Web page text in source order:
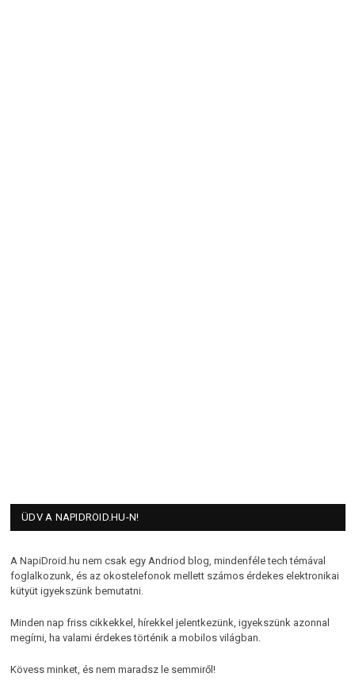
ÜDV A NAPIDROID.HU-N!
A NapiDroid.hu nem csak egy Andriod blog, mindenféle tech témával
foglalkozunk, és az okostelefonok mellett számos érdekes elektronikai
kütyüt igyekszünk bemutatni.
Minden nap friss cikkekkel, hírekkel jelentkezünk, igyekszünk azonnal
megírni, ha valami érdekes történik a mobilos világban.
Kövess minket, és nem maradsz le semmiről!